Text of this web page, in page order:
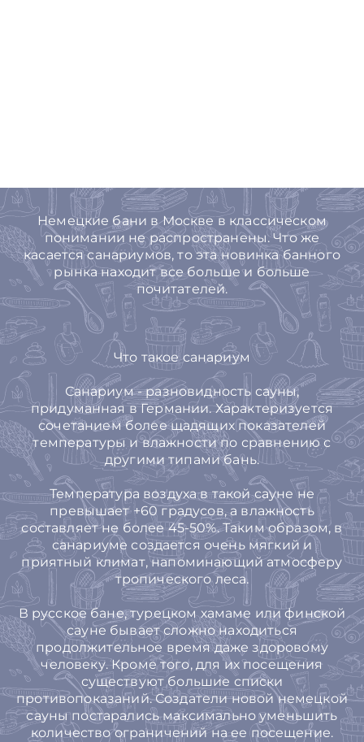
Немецкие бани в Москве в классическом
понимании не распространены. Что же
касается санариумов, то эта новинка банного
рынка находит все больше и больше
почитателей.
Что такое санариум
Санариум - разновидность сауны,
придуманная в Германии. Характеризуется
сочетанием более щадящих показателей
температуры и влажности по сравнению с
другими типами бань.
Температура воздуха в такой сауне не
превышает +60 градусов, а влажность
составляет не более 45-50%. Таким образом, в
санариуме создается очень мягкий и
приятный климат, напоминающий атмосферу
тропического леса.
В русское бане, турецком хамаме или финской
сауне бывает сложно находиться
продолжительное время даже здоровому
человеку. Кроме того, для их посещения
существуют большие списки
противопоказаний. Создатели новой немецкой
сауны постарались максимально уменьшить
количество ограничений на ее посещение.